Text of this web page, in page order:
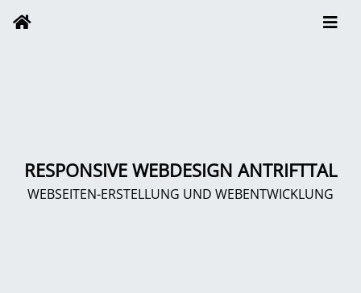
RESPONSIVE WEBDESIGN ANTRIFTTAL
WEBSEITEN-ERSTELLUNG UND WEBENTWICKLUNG